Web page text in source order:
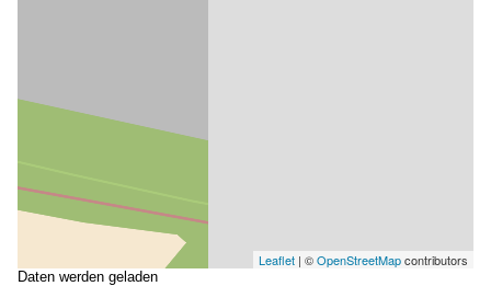
Leaflet | ©OpenStreetMapcontributors
Daten werden geladen